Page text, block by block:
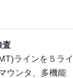
査
ラインを５ライ
ウンタ、多機能